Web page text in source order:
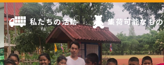
私たちの活動 集荷可能なもの